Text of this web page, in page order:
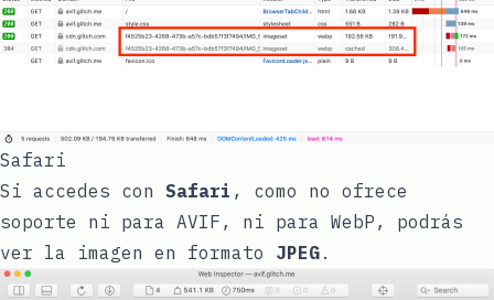
Safari
Si accedes con Safari , como no ofrece
soporte ni para AVIF, ni para WebP, podrás
ver la imagen en formato JPEG .